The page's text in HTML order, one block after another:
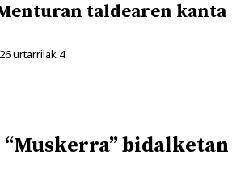
taldearen kanta
urtarrilak 4
bidalketan